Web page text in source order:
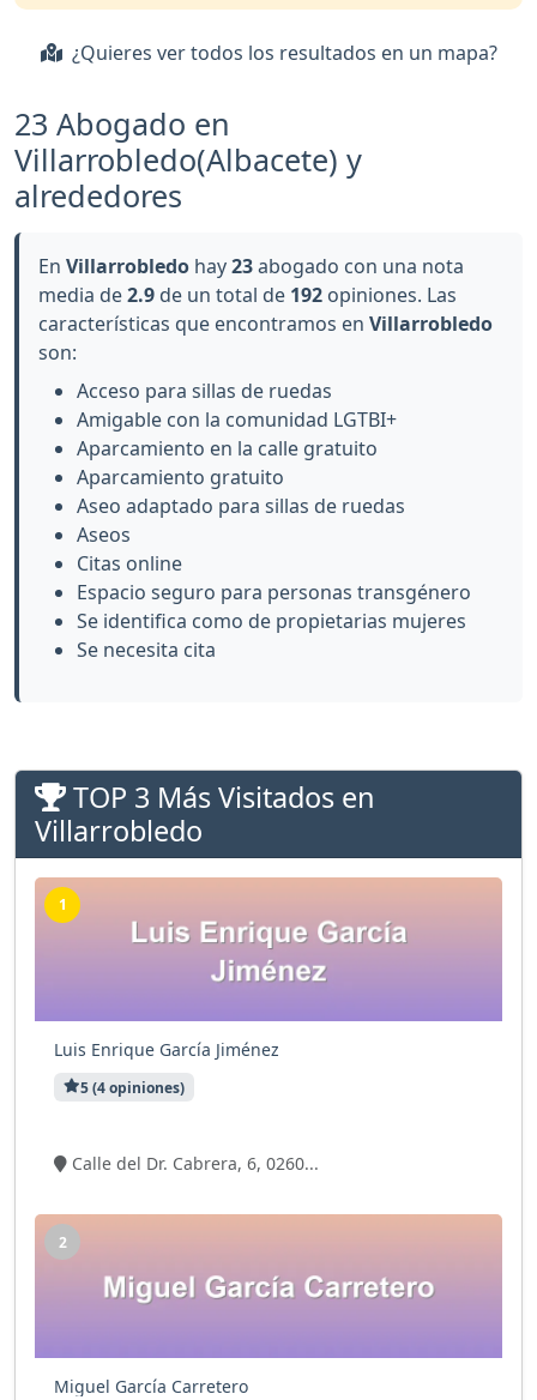
¿Quieres ver todos los resultados en un mapa?
23 Abogado en
Villarrobledo(Albacete) y
alrededores
En Villarrobledo hay23abogado con una nota
media de2.9 de un total de 192 opiniones. Las
características que encontramos en Villarrobledo
son:
Acceso para sillas de ruedas
Amigable con la comunidad LGTBI+
Aparcamiento en la calle gratuito
Aparcamiento gratuito
Aseo adaptado para sillas de ruedas
Aseos
Citas online
Espacio seguro para personas transgénero
Se identifica como de propietarias mujeres
Se necesita cita
TOP 3 Más Visitados en
Villarrobledo
1
Luis Enrique García Jiménez
5 (4 opiniones)
Calle del Dr. Cabrera, 6, 0260...
2
Miguel García Carretero